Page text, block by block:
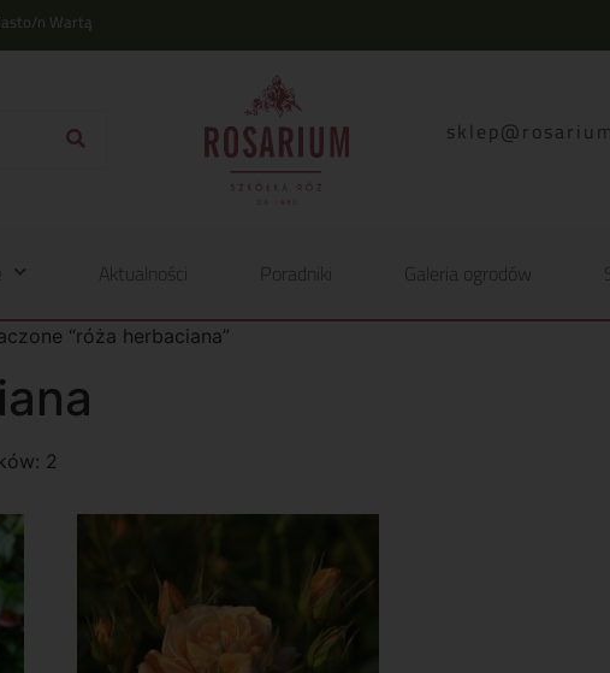
n Wartą
Aktualności Poradniki Galeria ogrodów
“róża herbaciana”
2